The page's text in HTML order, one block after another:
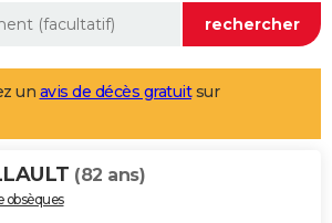
un avis de décès gratuitsur
(82 ans)
obsèques